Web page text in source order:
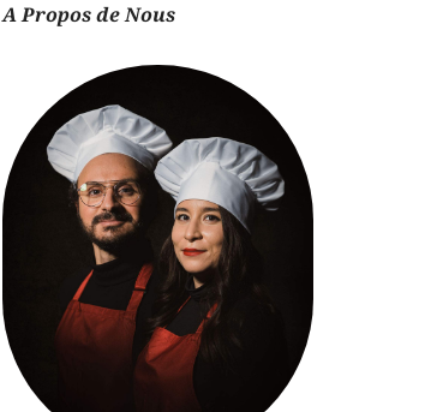
A Propos de Nous